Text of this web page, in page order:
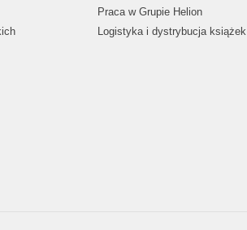
Praca w Grupie Helion
Logistyka i dystrybucja książek